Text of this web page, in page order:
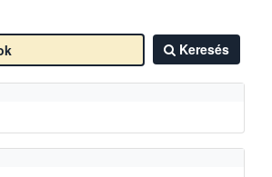
Keresés